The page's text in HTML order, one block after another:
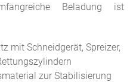
Beladung ist
mit Schneidgerät, Spreizer,
zur Stabilisierung